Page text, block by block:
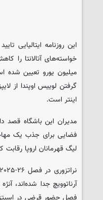
میلیون یورو تعیین
گرفتن لوییس اوپندا از
اینتر است.
مدیران این باشگاه قصد
فضایی برای جذب یک
لیگ قهرمانان اروپا رقابت
آرناتوویچ جدا شده‌اند،